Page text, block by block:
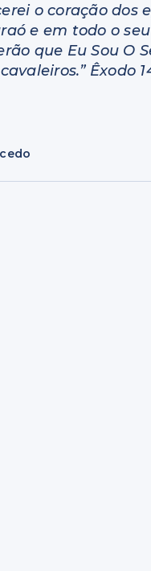
o coração dos
e em todo o
que Eu Sou O
Êxodo